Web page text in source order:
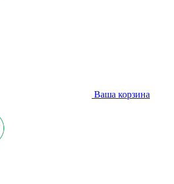
Ваша корзина